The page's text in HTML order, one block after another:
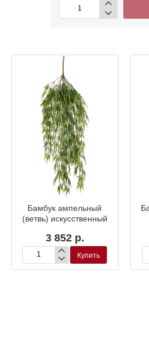
Бамбук ампельный
(ветвь) искусственный
3 852 р.
Бамбук
ампельный
Купить